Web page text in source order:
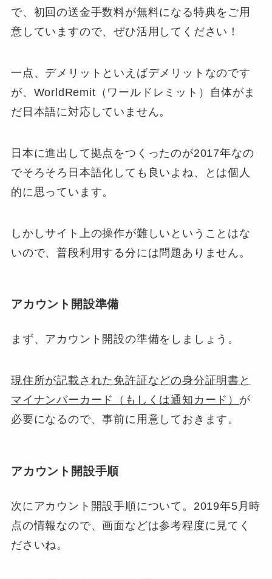
で、 初回の送金手数料が無料になる特典をご用
意していますので、ぜひ活用してください！
一点、デメリットといえばデメリットなのです
が、WorldRemit（ワールドレミット）自体がま
だ日本語に対応していません。
日本に進出して拠点をつくったのが2017年なの
でそろそろ日本語化しても良いよね、とは個人
的に思っています。
しかしサイト上の操作が難しいということはな
いので、普段利用する分には問題ありません。
アカウント開設準備
まず、アカウント開設の準備をしましょう。
現住所が記載された免許証などの身分証明書と
マイナンバーカード（もしくは通知カード） が
必要になるので、事前に用意しておきます。
アカウント開設手順
次にアカウント開設手順について。2019年5月時
点の情報なので、画面などは参考程度に見てく
ださいね。